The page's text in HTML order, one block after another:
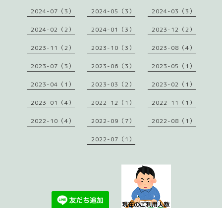
2024-07（3） 2024-05（3） 2024-03（3）
2024-02（2） 2024-01（3） 2023-12（2）
2023-11（2） 2023-10（3） 2023-08（4）
2023-07（3） 2023-06（3） 2023-05（1）
2023-04（1） 2023-03（2） 2023-02（1）
2023-01（4） 2022-12（1） 2022-11（1）
2022-10（4） 2022-09（7） 2022-08（1）
2022-07（1）